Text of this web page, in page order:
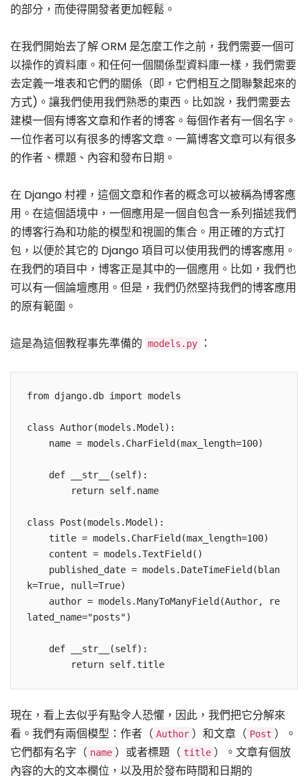
的部分，而使得開發者更加輕鬆。
在我們開始去了解 ORM 是怎麼工作之前，我們需要一個可
以操作的資料庫。和任何一個關係型資料庫一樣，我們需要
去定義一堆表和它們的關係（即，它們相互之間聯繫起來的
方式)。讓我們使用我們熟悉的東西。比如說，我們需要去
建模一個有博客文章和作者的博客。每個作者有一個名字。
一位作者可以有很多的博客文章。一篇博客文章可以有很多
的作者、標題、內容和發布日期。
在 Django 村裡，這個文章和作者的概念可以被稱為博客應
用。在這個語境中，一個應用是一個自包含一系列描述我們
的博客行為和功能的模型和視圖的集合。用正確的方式打
包，以便於其它的 Django 項目可以使用我們的博客應用。
在我們的項目中，博客正是其中的一個應用。比如，我們也
可以有一個論壇應用。但是，我們仍然堅持我們的博客應用
的原有範圍。
這是為這個教程事先準備的 models.py ：
from django.db import models
class Author(models.Model):
    name = models.CharField(max_length=100)
    def __str__(self):
        return self.name
class Post(models.Model):
    title = models.CharField(max_length=100)
    content = models.TextField()
    published_date = models.DateTimeField(blan
k=True, null=True)
    author = models.ManyToManyField(Author, re
lated_name="posts")
    def __str__(self):
現在，看上去似乎有點令人恐懼，因此，我們把它分解來
看。我們有兩個模型：作者（ Author ）和文章（ Post ）。
它們都有名字（ name ）或者標題（ title ）。文章有個放
內容的大的文本欄位，以及用於發布時間和日期的